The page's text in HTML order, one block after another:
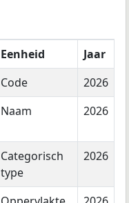
Eenheid
Jaar
Code
2026
Naam 2026
Categorisch
type
2026